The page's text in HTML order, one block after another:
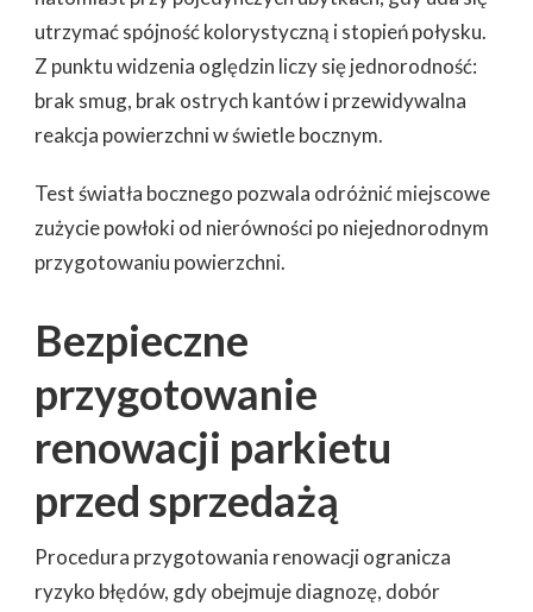
utrzymać spójność kolorystyczną i stopień połysku.
Z punktu widzenia oględzin liczy się jednorodność:
brak smug, brak ostrych kantów i przewidywalna
reakcja powierzchni w świetle bocznym.
Test światła bocznego pozwala odróżnić miejscowe
zużycie powłoki od nierówności po niejednorodnym
przygotowaniu powierzchni.
Bezpieczne
przygotowanie
renowacji parkietu
przed sprzedażą
Procedura przygotowania renowacji ogranicza
ryzyko błędów, gdy obejmuje diagnozę, dobór